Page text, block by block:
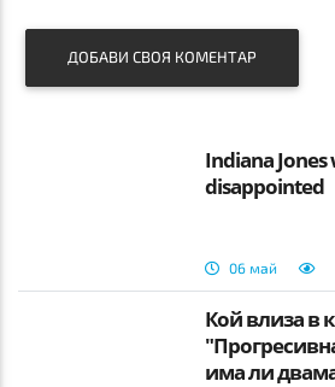
ДОБАВИ СВОЯ КОМЕНТАР
Indiana
disappointed
06 май
Кой влиза в
има ли